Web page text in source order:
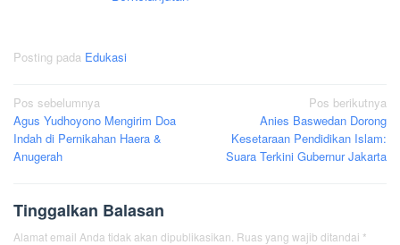
Posting pada Edukasi
Navigasi
pos
Pos sebelumnya
Agus Yudhoyono Mengirim Doa
Indah di Pernikahan Haera &
Anugerah
Pos berikutnya
Anies Baswedan Dorong
Kesetaraan Pendidikan Islam:
Suara Terkini Gubernur Jakarta
Tinggalkan Balasan
Alamat email Anda tidak akan dipublikasikan. Ruas yang wajib ditandai *